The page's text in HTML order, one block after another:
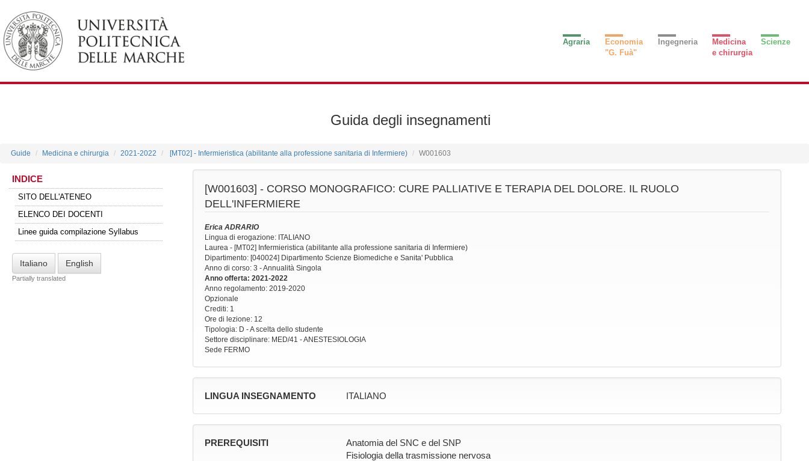
Agraria
Economia
"G. Fuà"
Ingegneria
Medicina
e chirurgia
Scienze
Guida degli insegnamenti
Guide Medicina e chirurgia 2021-2022 [MT02] - Infermieristica (abilitante alla professione sanitaria di Infermiere) W001603
INDICE
SITO DELL'ATENEO
ELENCO DEI DOCENTI
Linee guida compilazione Syllabus
Italiano English
Partially translated
[W001603] - CORSO MONOGRAFICO: CURE PALLIATIVE E TERAPIA DEL DOLORE. IL RUOLO
DELL'INFERMIERE
Erica ADRARIO
Lingua di erogazione: ITALIANO
Laurea - [MT02] Infermieristica (abilitante alla professione sanitaria di Infermiere)
Dipartimento: [040024] Dipartimento Scienze Biomediche e Sanita' Pubblica
Anno di corso: 3 - Annualità Singola
Anno offerta: 2021-2022
Anno regolamento: 2019-2020
Opzionale
Crediti: 1
Ore di lezione: 12
Tipologia: D - A scelta dello studente
Settore disciplinare: MED/41 - ANESTESIOLOGIA
Sede FERMO
LINGUA INSEGNAMENTO ITALIANO
PREREQUISITI
Anatomia del SNC e del SNP
Fisiologia della trasmissione nervosa